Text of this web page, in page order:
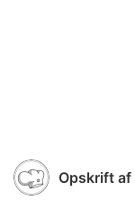
Opskrift af